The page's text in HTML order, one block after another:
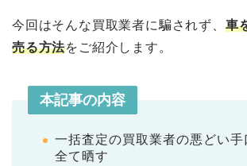
今回はそんな買取業者に騙されず、 車
売る方法をご紹介します。
本記事の内容
一括査定の買取業者の悪どい手
全て晒す